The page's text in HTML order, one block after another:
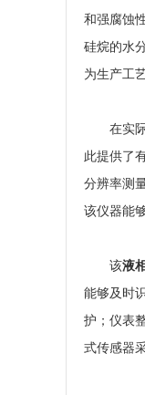
和强腐蚀
硅烷的水
为生产工
在实
此提供了
分辨率测
该仪器能
该液
能够及时
护；仪表
式传感器